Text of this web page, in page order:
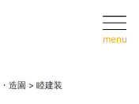
menu
造園 > 睦建装